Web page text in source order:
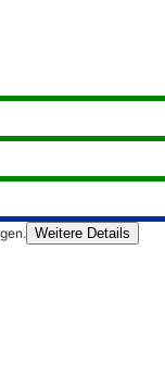
Weitere Details